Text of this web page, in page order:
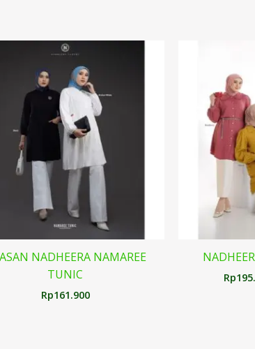
NADHEERA NAMAREE
TUNIC
Rp161.900
Rp